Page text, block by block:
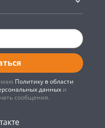
Политику в области
данныхи
сообщения.